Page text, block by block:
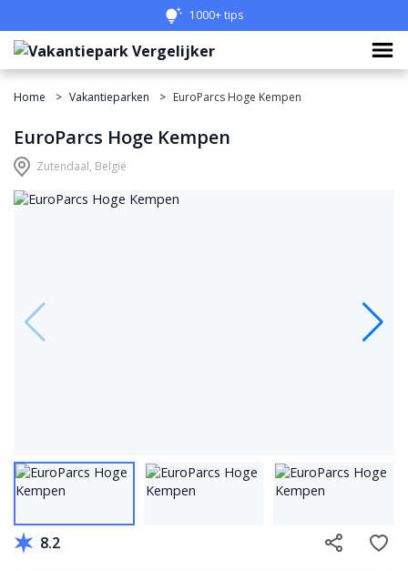
1000+ tips
Home Vakantieparken EuroParcs Hoge Kempen
EuroParcs Hoge Kempen
Zutendaal, België
8.2